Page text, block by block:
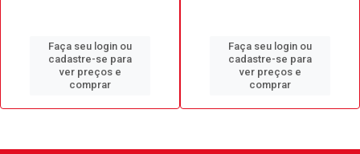
Faça seu login ou
cadastre-se para
ver preços e
comprar
Faça seu login ou
cadastre-se para
ver preços e
comprar